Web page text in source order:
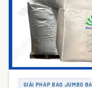
GIẢI PHÁP BAO JUMBO